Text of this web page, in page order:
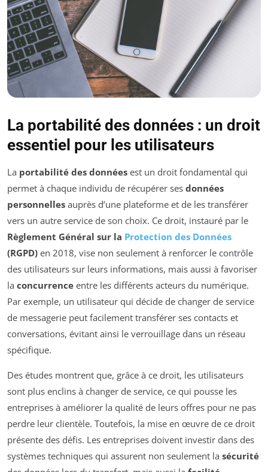
La portabilité des données : un droit
essentiel pour les utilisateurs
La portabilité des données est un droit fondamental qui
permet à chaque individu de récupérer ses données
personnelles auprès d’une plateforme et de les transférer
vers un autre service de son choix. Ce droit, instauré par le
Règlement Général sur la Protection des Données
(RGPD) en 2018, vise non seulement à renforcer le contrôle
des utilisateurs sur leurs informations, mais aussi à favoriser
la concurrence entre les différents acteurs du numérique.
Par exemple, un utilisateur qui décide de changer de service
de messagerie peut facilement transférer ses contacts et
conversations, évitant ainsi le verrouillage dans un réseau
spécifique.
Des études montrent que, grâce à ce droit, les utilisateurs
sont plus enclins à changer de service, ce qui pousse les
entreprises à améliorer la qualité de leurs offres pour ne pas
perdre leur clientèle. Toutefois, la mise en œuvre de ce droit
présente des défis. Les entreprises doivent investir dans des
systèmes techniques qui assurent non seulement la sécurité